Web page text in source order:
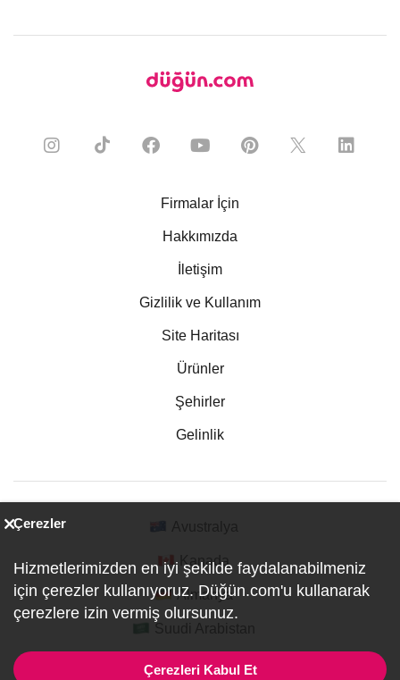
Firmalar İçin
Hakkımızda
İletişim
Gizlilik ve Kullanım
Site Haritası
Ürünler
Şehirler
Gelinlik
Kanada
Almanya
Çerezler
Hizmetlerimizden en iyi şekilde faydalanabilmeniz
için çerezler kullanıyoruz. Düğün.com'u kullanarak
çerezlere izin vermiş olursunuz.
Çerezleri Kabul Et